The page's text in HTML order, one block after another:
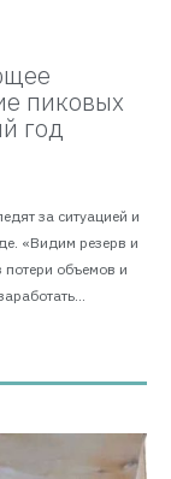
пиковых
год
за ситуацией и
«Видим резерв и
объемов и